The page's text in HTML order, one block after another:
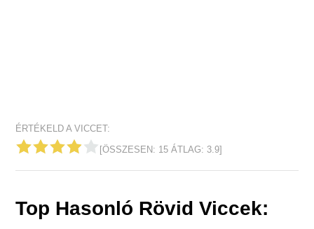
ÉRTÉKELD A VICCET:
[ÖSSZESEN: 15 ÁTLAG: 3.9]
Top Hasonló Rövid Viccek: